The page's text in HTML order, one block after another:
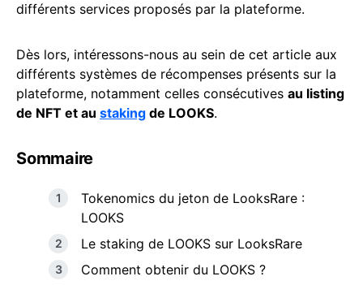
différents services proposés par la plateforme.
Dès lors, intéressons-nous au sein de cet article aux
différents systèmes de récompenses présents sur la
plateforme, notamment celles consécutives au listing
de NFT et au staking de LOOKS.
Sommaire
Tokenomics du jeton de LooksRare :
LOOKS
Le staking de LOOKS sur LooksRare
Comment obtenir du LOOKS ?